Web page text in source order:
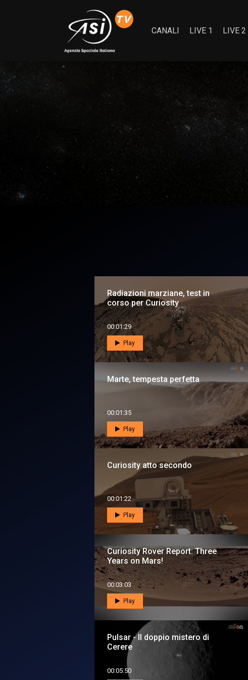
CANALI LIVE 1 LIVE 2
Radiazioni marziane, test in
corso per Curiosity
00:01:29
Play
Marte, tempesta perfetta
00:01:35
Play
Curiosity atto secondo
00:01:22
Play
Curiosity Rover Report: Three
Years on Mars!
00:03:03
Play
Pulsar - Il doppio mistero di
Cerere
00:05:50